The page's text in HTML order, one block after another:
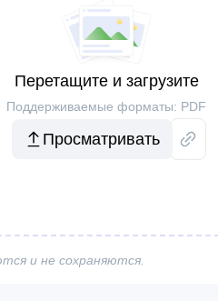
Перетащите и загрузите
Поддерживаемые форматы: PDF
Просматривать
и не сохраняются.